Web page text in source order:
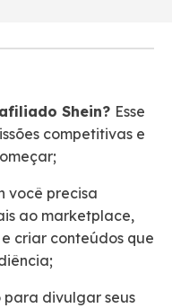
afiliado Shein? Esse
competitivas e
você precisa
ao marketplace,
criar conteúdos que
para divulgar seus